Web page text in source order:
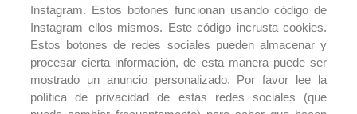
Instagram. Estos botones funcionan usando código de
Instagram ellos mismos. Este código incrusta cookies.
Estos botones de redes sociales pueden almacenar y
procesar cierta información, de esta manera puede ser
mostrado un anuncio personalizado. Por favor lee la
política de privacidad de estas redes sociales (que